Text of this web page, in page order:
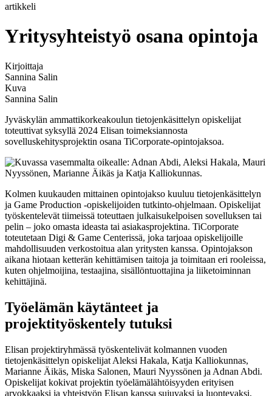
artikkeli
Yritysyhteistyö osana opintoja
Kirjoittaja
Sannina Salin
Kuva
Sannina Salin
Jyväskylän ammattikorkeakoulun tietojenkäsittelyn opiskelijat
toteuttivat syksyllä 2024 Elisan toimeksiannosta
sovelluskehitysprojektin osana TiCorporate-opintojaksoa.
Kolmen kuukauden mittainen opintojakso kuuluu tietojenkäsittelyn
ja Game Production -opiskelijoiden tutkinto-ohjelmaan. Opiskelijat
työskentelevät tiimeissä toteuttaen julkaisukelpoisen sovelluksen tai
pelin – joko omasta ideasta tai asiakasprojektina. TiCorporate
toteutetaan Digi & Game Centerissä, joka tarjoaa opiskelijoille
mahdollisuuden verkostoitua alan yritysten kanssa. Opintojakson
aikana hiotaan ketterän kehittämisen taitoja ja toimitaan eri rooleissa,
kuten ohjelmoijina, testaajina, sisällöntuottajina ja liiketoiminnan
kehittäjinä.
Työelämän käytänteet ja
projektityöskentely tutuksi
Elisan projektiryhmässä työskentelivät kolmannen vuoden
tietojenkäsittelyn opiskelijat Aleksi Hakala, Katja Kalliokunnas,
Marianne Äikäs, Miska Salonen, Mauri Nyyssönen ja Adnan Abdi.
Opiskelijat kokivat projektin työelämälähtöisyyden erityisen
arvokkaaksi ja yhteistyön Elisan kanssa sujuvaksi ja luontevaksi.